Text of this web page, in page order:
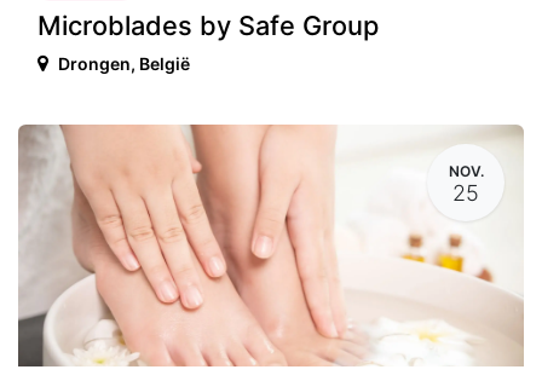
Microblades by Safe Group
Drongen, België
NOV.
25